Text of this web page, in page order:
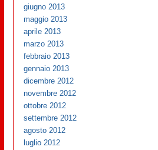
giugno 2013
maggio 2013
aprile 2013
marzo 2013
febbraio 2013
gennaio 2013
dicembre 2012
novembre 2012
ottobre 2012
settembre 2012
agosto 2012
luglio 2012